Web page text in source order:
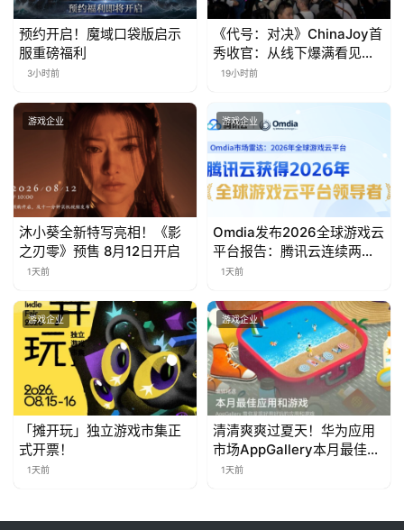
3
0
日
游
茶
接
会
上
海
站
中
文
(
中
预约开启！魔域口袋版启示
服重磅福利
3小时前
《代号：对决》ChinaJoy首
秀收官：从线下爆满看见玩
家的真实期待
19小时前
游戏企业
沐小葵全新特写亮相！《影
之刃零》预售 8月12日开启
1天前
游戏企业
Omdia发布2026全球游戏云
平台报告：腾讯云连续两年
入选“领导者”象限
1天前
游戏企业
「摊开玩」独立游戏市集正
式开票！
1天前
游戏企业
清清爽爽过夏天！华为应用
市场AppGallery本月最佳上
新，款款提升幸福感
1天前